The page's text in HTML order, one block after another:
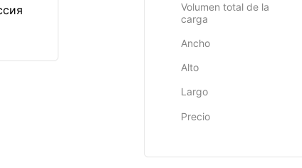
Volumen total de la
carga
Ancho
Alto
Largo
Precio